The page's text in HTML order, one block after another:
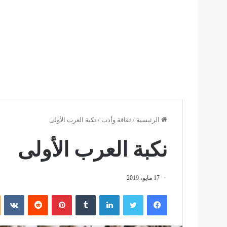
الرئيسية / ثقافة وأدب / نكبة العرب الأولى
نكبة العرب الأولى
17 مايو، 2019
فيسبوك تويتر لينكدإن بينتيريست